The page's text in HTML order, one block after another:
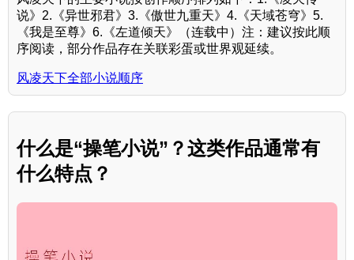
说》2.《异世邪君》3.《傲世九重天》4.《天域苍穹》5.
《我是至尊》6.《左道倾天》（连载中）注：建议按此顺
序阅读，部分作品存在关联彩蛋或世界观延续。
风凌天下全部小说顺序
什么是“操笔小说”？这类作品通常有
什么特点？